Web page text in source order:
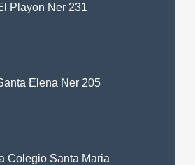
Playon Ner 231
Elena Ner 205
Colegio Santa Maria